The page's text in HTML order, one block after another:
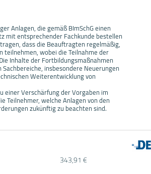
Anlagen, die gemäß BImSchG einen
mit entsprechender Fachkunde bestellen
dass die Beauftragten regelmäßig,
teilnehmen, wobei die Teilnahme der
Inhalte der Fortbildungsmaßnahmen
insbesondere Neuerungen
Weiterentwicklung von
einer Verschärfung der Vorgaben im
Teilnehmer, welche Anlagen von den
zukünftig zu beachten sind.
343,91 €